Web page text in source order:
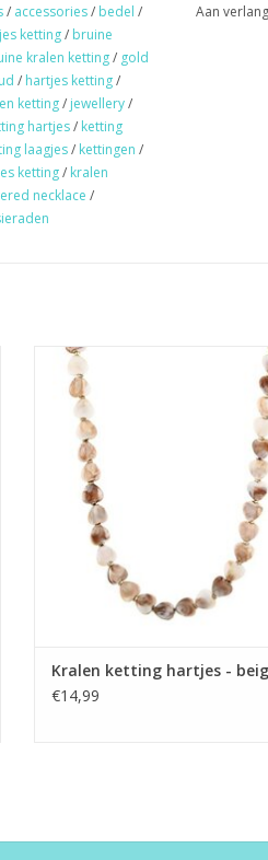
/ accessories/ bedel /
ketting/ bruine
kralen ketting/ gold
/ hartjes ketting/
ketting/ jewellery/
hartjes/ ketting
laagjes/ kettingen /
ketting/ kralen
necklace /
Aan
Kralen ketting hartjes - beige
TOEVOEGEN AAN
Kralen ketting hartjes -
€14,99